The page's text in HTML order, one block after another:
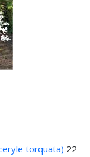
torquata) 22